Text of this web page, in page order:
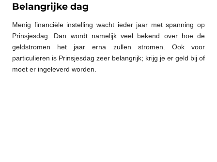
Belangrijke dag
Menig financiële instelling wacht ieder jaar met spanning op
Prinsjesdag. Dan wordt namelijk veel bekend over hoe de
geldstromen het jaar erna zullen stromen. Ook voor
particulieren is Prinsjesdag zeer belangrijk; krijg je er geld bij of
moet er ingeleverd worden.